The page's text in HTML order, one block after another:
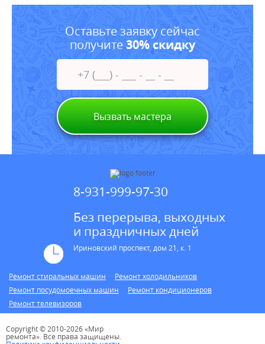
Оставьте заявку сейчас
получите30% скидку
Вызвать мастера
8-931-999-97-30
Без перерыва, выходных
и праздничных дней
Ириновский проспект, дом 21, к. 1
Ремонт стиральных машин
Ремонт холодильников
Ремонт посудомоечных машин
Ремонт кондиционеров
Ремонт телевизоров
Copyright © 2010-2026 «Мир
ремонта». Все права защищены.